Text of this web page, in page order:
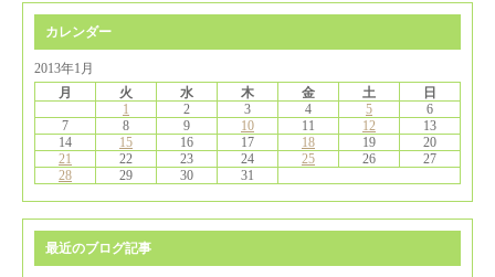
カレンダー
2013年1月
月
火 水 木 金 土
日
1
2 3 4 5
6
7
8 9 10 11 12
13
14
15 16 17 18 19
20
21
22 23 24 25 26
27
28
29 30 31
最近のブログ記事